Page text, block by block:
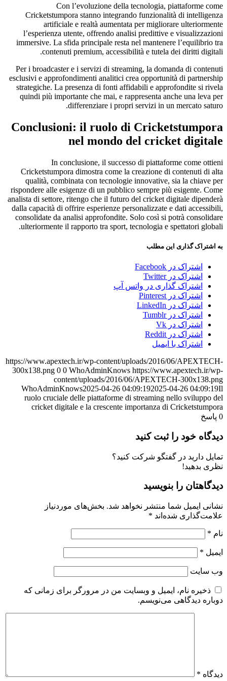
Con l’evoluzione della tecnologia, piattaforme come
Cricketstumpora stanno integrando funzionalità di intelligenza
artificiale e realtà aumentata per migliorare ulteriormente
l’esperienza utente, offrendo analisi predittive e visualizzazioni
immersive. La sfida principale resta nel mantenere l’equilibrio tra
contenuti premium, accessibilità e tutela dei diritti digitali.
Per i broadcaster e i servizi di streaming, la domanda di contenuti
esclusivi e approfondimenti analitici crea opportunità di partnership
strategiche. La presenza di fonti affidabili e approfondite si rivela
quindi più importante che mai, e rappresenta anche una leva per
differenziare i propri servizi in un mercato saturo.
Conclusioni: il ruolo di Cricketstumpora
nel mondo del cricket digitale
In conclusione, il successo di piattaforme come ottieni
Cricketstumpora dimostra come la creazione di contenuti di alta
qualità, combinata con tecnologie innovative, sia la chiave per
rispondere alle esigenze di un pubblico sempre più esigente. Come
analista di settore, ritengo che il futuro del cricket digitale dipenderà
dalla capacità di offrire esperienze personalizzate e dati accessibili,
consolidate da analisi approfondite. Solo così si potrà consolidare
ulteriormente il rapporto tra sport, tecnologia e spettatori globali.
به اشتراک گذاری این مطلب
اشتراک در Facebook
اشتراک در Twitter
اشتراک گذاری در واتس آپ
اشتراک در Pinterest
اشتراک در LinkedIn
اشتراک در Tumblr
اشتراک در Vk
اشتراک در Reddit
اشتراک با ایمیل
https://www.apextech.ir/wp-content/uploads/2016/06/APEXTECH-
300x138.png 0 0 WhoAdminKnows https://www.apextech.ir/wp-
content/uploads/2016/06/APEXTECH-300x138.png
WhoAdminKnows2025-04-26 04:09:192025-04-26 04:09:19Il
ruolo cruciale delle piattaforme di streaming nello sviluppo del
cricket digitale e la crescente importanza di Cricketstumpora
0 پاسخ
دیدگاه خود را ثبت کنید
تمایل دارید در گفتگو شرکت کنید؟
نظری بدهید!
دیدگاهتان را بنویسید
نشانی ایمیل شما منتشر نخواهد شد. بخش‌های موردنیاز
علامت‌گذاری شده‌اند *
نام *
ایمیل *
وب‌ سایت
ذخیره نام، ایمیل و وبسایت من در مرورگر برای زمانی که
دوباره دیدگاهی می‌نویسم.
دیدگاه *